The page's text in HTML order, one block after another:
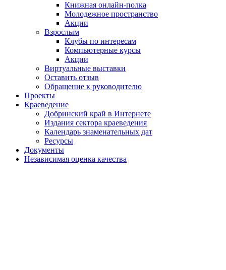
Книжная онлайн-полка
Молодежное пространство
Акции
Взрослым
Клубы по интересам
Компьютерные курсы
Акции
Виртуальные выставки
Оставить отзыв
Обращение к руководителю
Проекты
Краеведение
Добринский край в Интернете
Издания сектора краеведения
Календарь знаменательных дат
Ресурсы
Документы
Независимая оценка качества